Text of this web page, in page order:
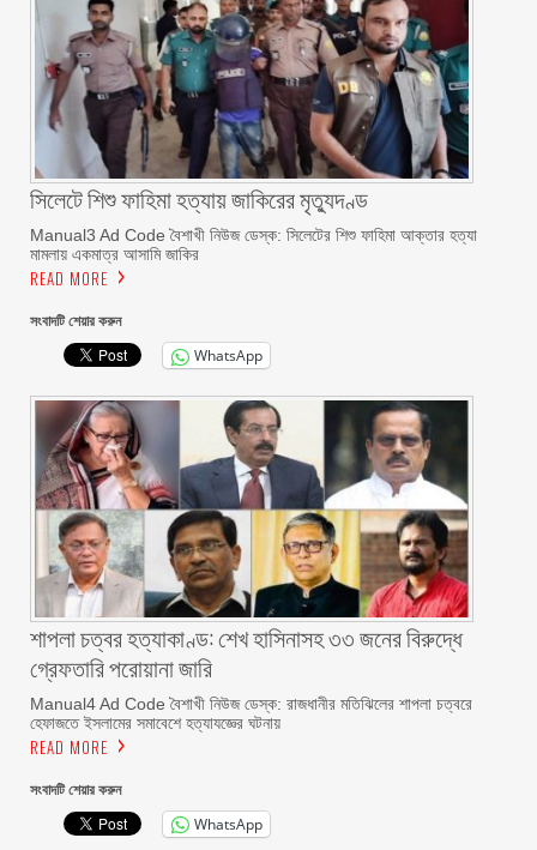
সিলেটে শিশু ফাহিমা হত্যায় জাকিরের মৃত্যুদণ্ড
Manual3 Ad Code বৈশাখী নিউজ ডেস্ক: সিলেটের শিশু ফাহিমা আক্তার হত্যা
মামলায় একমাত্র আসামি জাকির
READ MORE
সংবাদটি শেয়ার করুন
WhatsApp
শাপলা চত্বর হত্যাকাণ্ড: শেখ হাসিনাসহ ৩৩ জনের বিরুদ্ধে
গ্রেফতারি পরোয়ানা জারি
Manual4 Ad Code বৈশাখী নিউজ ডেস্ক: রাজধানীর মতিঝিলের শাপলা চত্বরে
হেফাজতে ইসলামের সমাবেশে হত্যাযজ্ঞের ঘটনায়
READ MORE
সংবাদটি শেয়ার করুন
WhatsApp